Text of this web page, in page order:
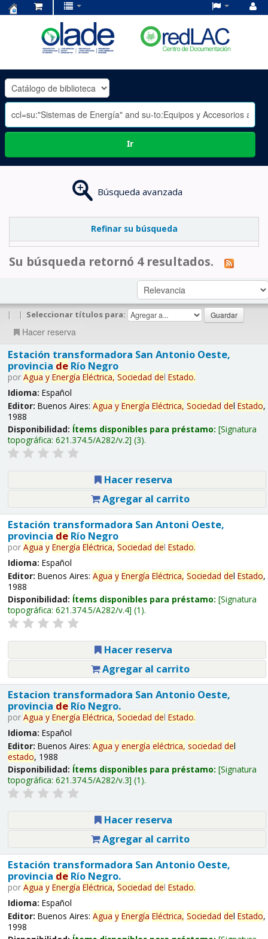
OLADE
-
Ir
Búsqueda avanzada
Refinar su búsqueda
Su búsqueda retornó 4 resultados.
| | Seleccionar títulos para:
Hacer reserva
Estación transformadora San Antonio Oeste,
provincia deRío Negro
por Agua y Energía Eléctrica, Sociedad del Estado.
Idioma: Español
Editor: Buenos Aires: Agua y Energía Eléctrica, Sociedad del Estado,
1988
Disponibilidad: Ítems disponibles para préstamo: Signatura
topográfica: 621.374.5/A282/v.2 (3).
Hacer reserva
Agregar al carrito
Estación transformadora San Antoni Oeste,
provincia deRío Negro
por Agua y Energía Eléctrica, Sociedad del Estado.
Idioma: Español
Editor: Buenos Aires: Agua y Energía Eléctrica, Sociedad del Estado,
1988
Disponibilidad: Ítems disponibles para préstamo: Signatura
topográfica: 621.374.5/A282/v.4 (1).
Hacer reserva
Agregar al carrito
Estacion transformadora San Antonio Oeste,
provincia deRío Negro.
por Agua y Energía Eléctrica, Sociedad del Estado.
Idioma: Español
Editor: Buenos Aires: Agua y energía eléctrica, sociedad del
estado, 1988
Disponibilidad: Ítems disponibles para préstamo: Signatura
topográfica: 621.374.5/A282/v.3 (1).
Hacer reserva
Agregar al carrito
Estación transformadora San Antonio Oeste,
provincia deRío Negro.
por Agua y Energía Eléctrica, Sociedad del Estado.
Idioma: Español
Editor: Buenos Aires: Agua y Energía Eléctrica, Sociedad del Estado,
1998